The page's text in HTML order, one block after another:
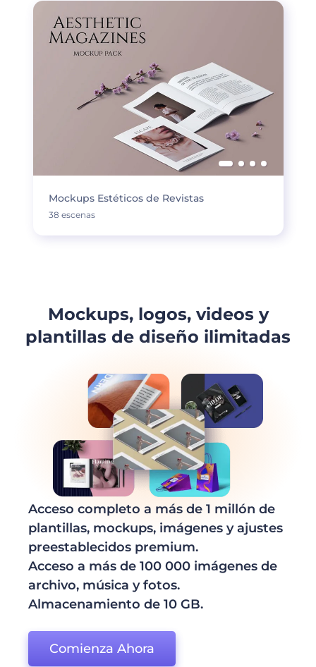
Mockups Estéticos de Revistas
38 escenas
Mockups, logos, videos y
plantillas de diseño ilimitadas
Acceso completo a más de 1 millón de
plantillas, mockups, imágenes y ajustes
preestablecidos premium.
Acceso a más de 100 000 imágenes de
archivo, música y fotos.
Almacenamiento de 10 GB.
Comienza Ahora